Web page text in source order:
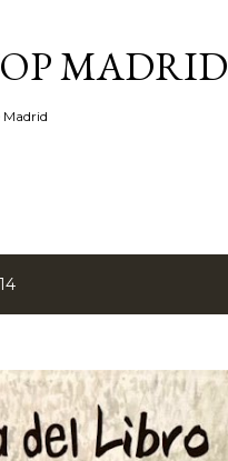
MADRID
Madrid